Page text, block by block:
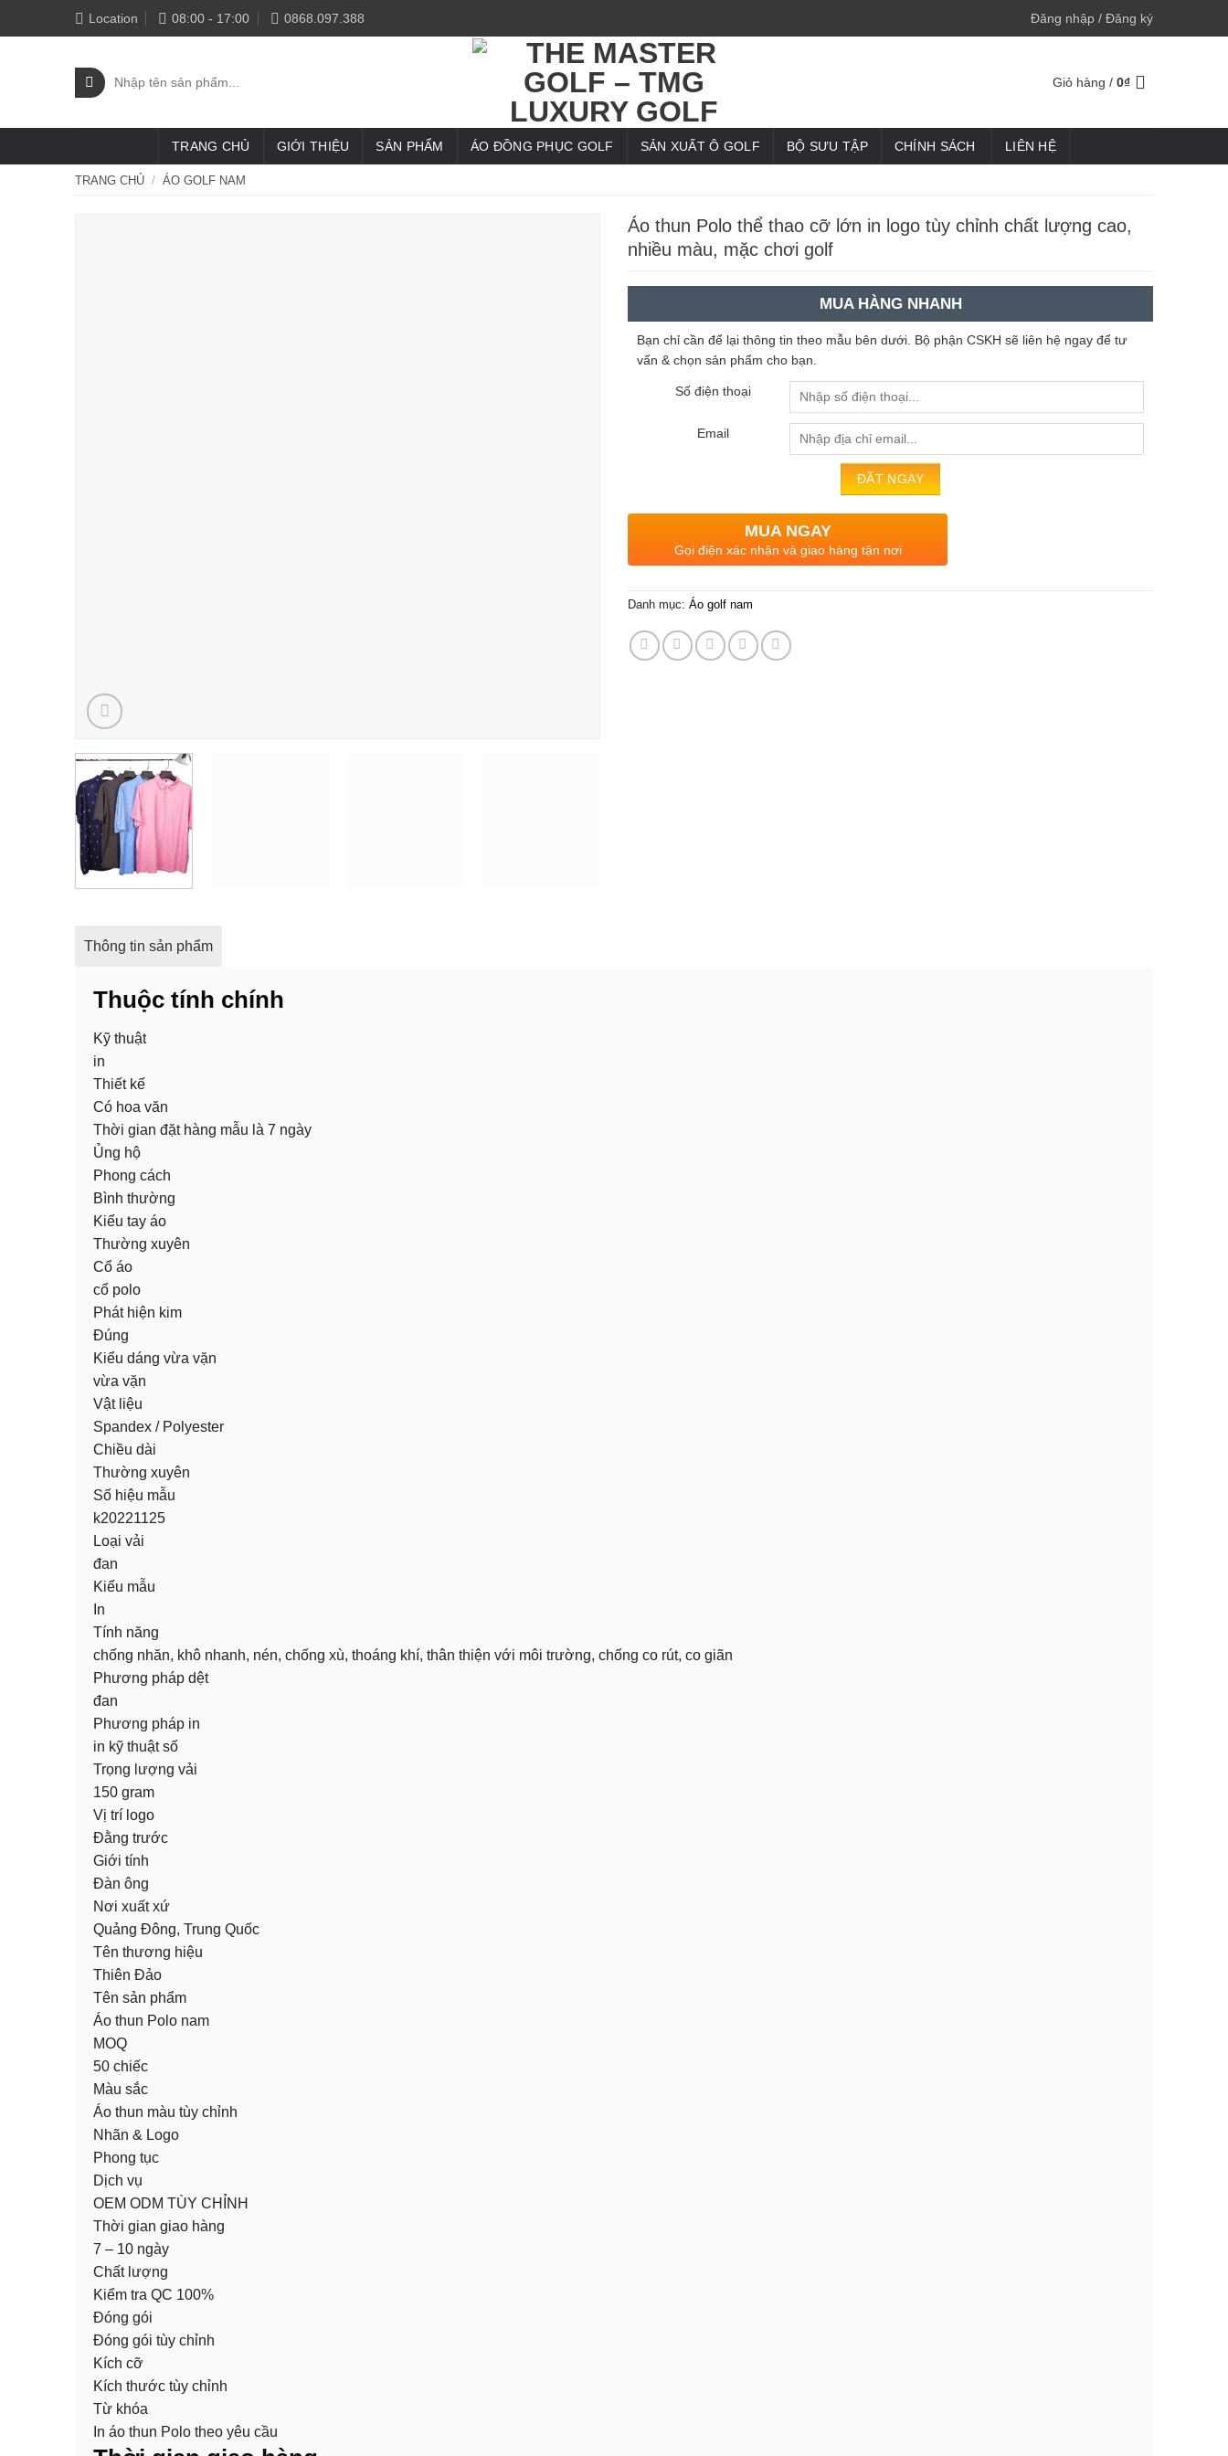
to
Location 08:00 - 17:00 0868.097.388 Đăng nhập / Đăng ký
Tìm
kiếm:
Giỏ hàng / 0₫
TRANG CHỦ GIỚI THIỆU SẢN PHẨM ÁO ĐỒNG PHỤC GOLF SẢN XUẤT Ô GOLF BỘ SƯU TẬP CHÍNH SÁCH LIÊN HỆ
TRANG CHỦ / ÁO GOLF NAM
Áo thun Polo thể thao cỡ lớn in logo tùy chỉnh chất lượng cao,
nhiều màu, mặc chơi golf
MUA HÀNG NHANH
Bạn chỉ cần để lại thông tin theo mẫu bên dưới. Bộ phận CSKH sẽ liên hệ ngay để tư
vấn & chọn sản phẩm cho bạn.
Số điện thoại
Email
MUA NGAY
Gọi điện xác nhận và giao hàng tận nơi
Danh mục: Áo golf nam
Thông tin sản phẩm
Thuộc tính chính
Kỹ thuật
in
Thiết kế
Có hoa văn
Thời gian đặt hàng mẫu là 7 ngày
Ủng hộ
Phong cách
Bình thường
Kiểu tay áo
Thường xuyên
Cổ áo
cổ polo
Phát hiện kim
Đúng
Kiểu dáng vừa vặn
vừa vặn
Vật liệu
Spandex / Polyester
Chiều dài
Thường xuyên
Số hiệu mẫu
k20221125
Loại vải
đan
Kiểu mẫu
In
Tính năng
chống nhăn, khô nhanh, nén, chống xù, thoáng khí, thân thiện với môi trường, chống co rút, co giãn
Phương pháp dệt
đan
Phương pháp in
in kỹ thuật số
Trọng lượng vải
150 gram
Vị trí logo
Đằng trước
Giới tính
Đàn ông
Nơi xuất xứ
Quảng Đông, Trung Quốc
Tên thương hiệu
Thiên Đảo
Tên sản phẩm
Áo thun Polo nam
MOQ
50 chiếc
Màu sắc
Áo thun màu tùy chỉnh
Nhãn & Logo
Phong tục
Dịch vụ
OEM ODM TÙY CHỈNH
Thời gian giao hàng
7 – 10 ngày
Chất lượng
Kiểm tra QC 100%
Đóng gói
Đóng gói tùy chỉnh
Kích cỡ
Kích thước tùy chỉnh
Từ khóa
In áo thun Polo theo yêu cầu